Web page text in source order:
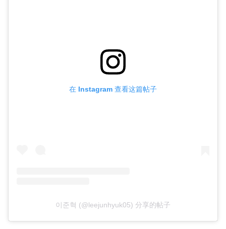
在 Instagram 查看这篇帖子
이준혁 (@leejunhyuk05) 分享的帖子